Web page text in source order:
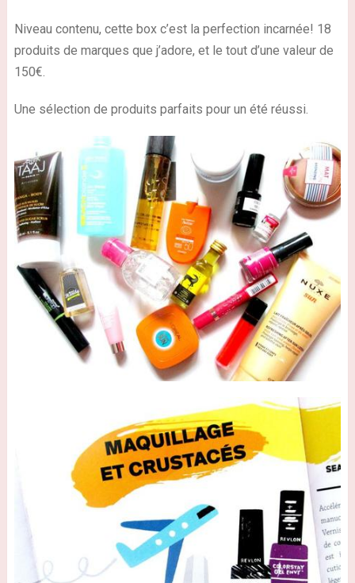
Niveau contenu, cette box c’est la perfection incarnée! 18
produits de marques que j’adore, et le tout d’une valeur de
150€.
Une sélection de produits parfaits pour un été réussi.